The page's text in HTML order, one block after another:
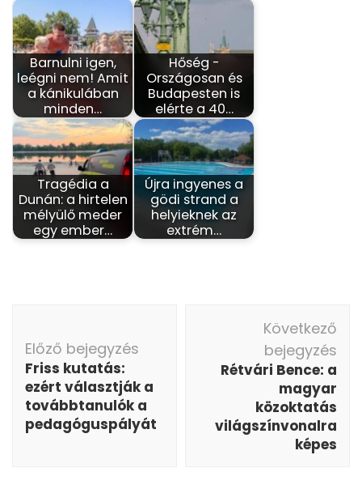
Barnulni igen,
leégni nem! Amit
a kánikulában
minden…
Hőség -
Országosan és
Budapesten is
elérte a 40…
Tragédia a
Dunán: a hirtelen
mélyülő meder
egy ember…
Újra ingyenes a
gödi strand a
helyieknek az
extrém…
navigáció
Előző bejegyzés
Friss kutatás:
ezért választják a
továbbtanulók a
pedagóguspályát
Következő
bejegyzés
Rétvári Bence: a
magyar
közoktatás
világszínvonalra
képes